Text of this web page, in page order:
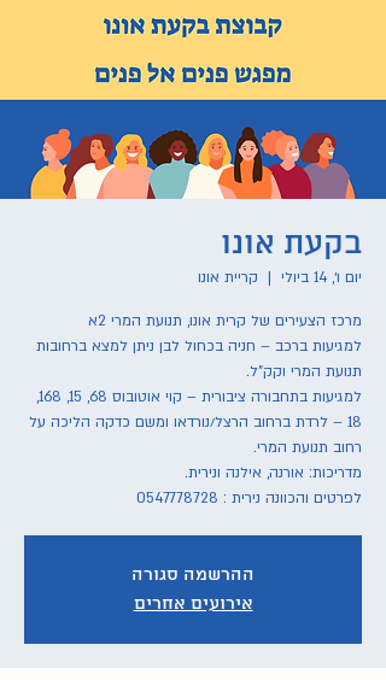
בקעת אונו
יום ו׳, 14 ביולי
  |
קריית אונו
למגיעות ברכב – חניה בכחול לבן ניתן למצא ברחובות
למגיעות בתחבורה ציבורית – קוי אוטובוס 68, 15, 168,
18 – לרדת ברחוב הרצל/נורדאו ומשם כדקה הליכה על
לפרטים והכוונה נירית : 0547778728
ההרשמה סגורה
אירועים אחרים